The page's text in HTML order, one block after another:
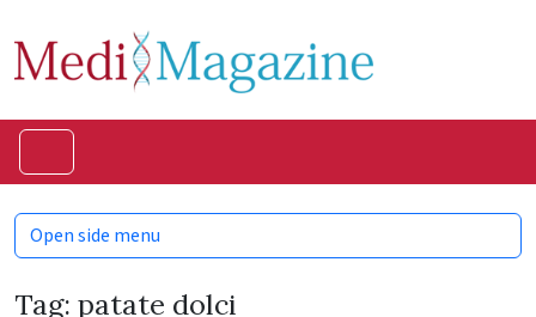
Tag: patate dolci
Open side menu